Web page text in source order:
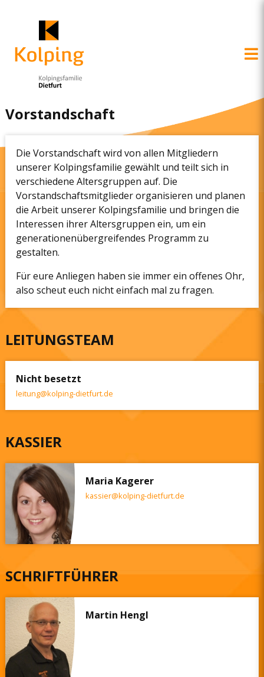
Vorstandschaft
Die Vorstandschaft wird von allen Mitgliedern
unserer Kolpingsfamilie gewählt und teilt sich in
verschiedene Altersgruppen auf. Die
Vorstandschaftsmitglieder organisieren und planen
die Arbeit unserer Kolpingsfamilie und bringen die
Interessen ihrer Altersgruppen ein, um ein
generationenübergreifendes Programm zu
gestalten.
Für eure Anliegen haben sie immer ein offenes Ohr,
also scheut euch nicht einfach mal zu fragen.
LEITUNGSTEAM
Nicht besetzt
leitung@kolping-dietfurt.de
KASSIER
Maria Kagerer
kassier@kolping-dietfurt.de
SCHRIFTFÜHRER
Martin Hengl